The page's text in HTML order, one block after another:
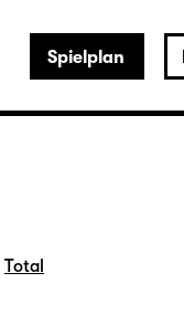
Spielplan
Total